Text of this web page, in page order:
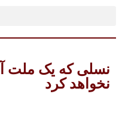
نسلی که یک ملت
نخواهد کرد